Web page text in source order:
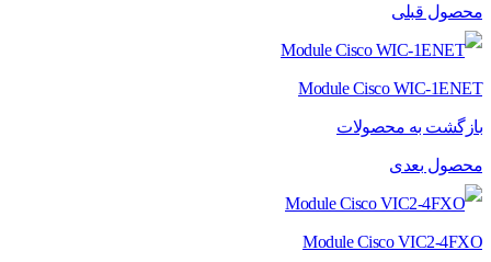
محصول قبلی
Module Cisco WIC-1ENET
بازگشت به محصولات
محصول بعدی
Module Cisco VIC2-4FXO